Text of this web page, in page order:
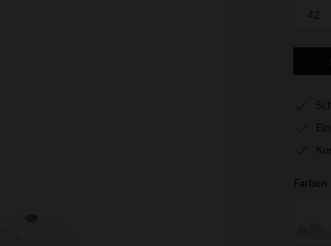
42
Farben